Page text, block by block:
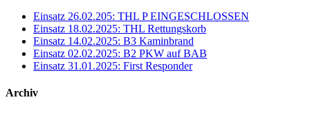
Einsatz 26.02.205: THL P EINGESCHLOSSEN
Einsatz 18.02.2025: THL Rettungskorb
Einsatz 14.02.2025: B3 Kaminbrand
Einsatz 02.02.2025: B2 PKW auf BAB
Einsatz 31.01.2025: First Responder
Archiv